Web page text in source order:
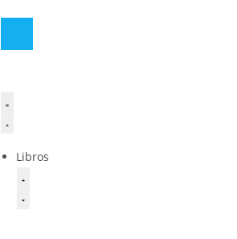
Libros